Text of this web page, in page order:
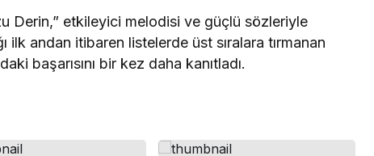
Derin,” etkileyici melodisi ve güçlü sözleriyle
ilk andan itibaren listelerde üst sıralara tırmanan
başarısını bir kez daha kanıtladı.